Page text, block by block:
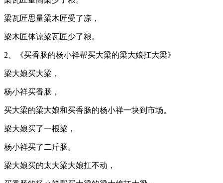
梁瓦匠思量梁木匠受了凉，
梁木匠体谅梁瓦匠少了粮。
2、《买香肠的杨小祥帮买大梁的梁大娘扛大梁》
梁大娘买大梁，
杨小祥买香肠，
买大梁的梁大娘和买香肠的杨小祥一块到市场。
梁大娘买了一根梁，
杨小祥买了二斤肠。
梁大娘买的太大梁大娘扛不动，